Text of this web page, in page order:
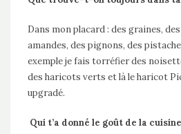
Dans mon placard : des graines,
amandes, des pignons, des
exemple je fais torréfier des
des haricots verts et là le haricot
upgradé.
Qui t’a donné le goût de la